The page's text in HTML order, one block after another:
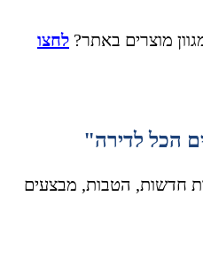
לחצו
הכל לדירה"
24/7 על חבילות חדשות, הטבות, מבצעים